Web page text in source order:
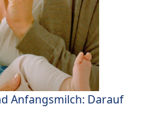
Anfangsmilch: Darauf